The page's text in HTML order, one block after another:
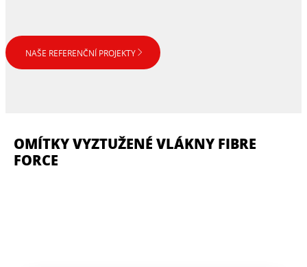
NAŠE REFERENČNÍ PROJEKTY
OMÍTKY VYZTUŽENÉ VLÁKNY FIBRE
FORCE